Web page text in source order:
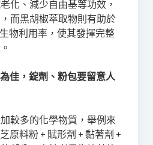
化、減少自由基等功效，
而黑胡椒萃取物則有助於
物利用率，使其發揮完整
佳，錠劑、粉包要留意人
較多的化學物質，舉例來
原料粉 + 賦形劑 + 黏著劑 +